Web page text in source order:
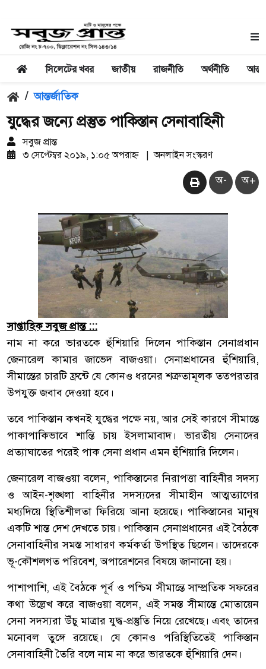
সিলেটের খবর জাতীয় রাজনীতি অর্থনীতি
/ আন্তর্জাতিক
যুদ্ধের জন্যে প্রস্তুত পাকিস্তান সেনাবাহিনী
সবুজ প্রান্ত
৩ সেপ্টেম্বর ২০১৯, ১:০৫ অপরাহ্ন
অনলাইন সংস্করণ
অ- অ+
সাপ্তাহিক সবুজ প্রান্ত :::
নাম না করে ভারতকে হুঁশিয়ারি দিলেন পাকিস্তান সেনাপ্রধান
জেনারেল কামার জাভেদ বাজওয়া। সেনাপ্রধানের হুঁশিয়ারি,
সীমান্তের চারটি ফ্রন্টে যে কোনও ধরনের শত্রুতামূলক তত্‍পরতার
উপযুক্ত জবাব দেওয়া হবে।
তবে পাকিস্তান কখনই যুদ্ধের পক্ষে নয়, আর সেই কারণে সীমান্তে
পাকাপাকিভাবে শান্তি চায় ইসলামাবাদ। ভারতীয় সেনাদের
প্রত্যাঘাতের পরেই পাক সেনা প্রধান এমন হুঁশিয়ারি দিলেন।
জেনারেল বাজওয়া বলেন, পাকিস্তানের নিরাপত্তা বাহিনীর সদস্য
ও আইন-শৃঙ্খলা বাহিনীর সদস্যদের সীমাহীন আত্মত্যাগের
মধ্যদিয়ে স্থিতিশীলতা ফিরিয়ে আনা হয়েছে। পাকিস্তানের মানুষ
একটি শান্ত দেশ দেখতে চায়। পাকিস্তান সেনাপ্রধানের এই বৈঠকে
সেনাবাহিনীর সমস্ত সাধারণ কর্মকর্তা উপস্থিত ছিলেন। তাদেরকে
ভূ-কৌশলগত পরিবেশ, অপারেশনের বিষয়ে জানানো হয়।
পাশাপাশি, এই বৈঠকে পূর্ব ও পশ্চিম সীমান্তে সাম্প্রতিক সফরের
কথা উল্লেখ করে বাজওয়া বলেন, এই সমস্ত সীমান্তে মোতায়েন
সেনা সদস্যরা উঁচু মাত্রার যুদ্ধ-প্রস্তুতি নিয়ে রেখেছে। এবং তাদের
মনোবল তুঙ্গে রয়েছে। যে কোনও পরিস্থিতিতেই পাকিস্তান
সেনাবাহিনী তৈরি বলে নাম না করে ভারতকে হুঁশিয়ারি দেন।